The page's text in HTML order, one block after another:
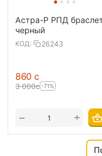
Астра-Р РПД
черный
КОД: 26243
‍860‍ с
3 000с -71%
+
−